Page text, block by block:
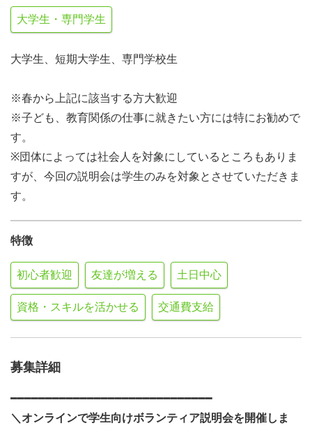
大学生・専門学生
大学生、短期大学生、専門学校生
※春から上記に該当する方大歓迎
※子ども、教育関係の仕事に就きたい方には特にお勧めで
す。
※団体によっては社会人を対象にしているところもありま
すが、今回の説明会は学生のみを対象とさせていただきま
す。
特徴
初心者歓迎 友達が増える 土日中心
資格・スキルを活かせる 交通費支給
募集詳細
━━━━━━━━━━━━━━━━━━━━━━━━━━━━━
＼オンラインで学生向けボランティア説明会を開催しま